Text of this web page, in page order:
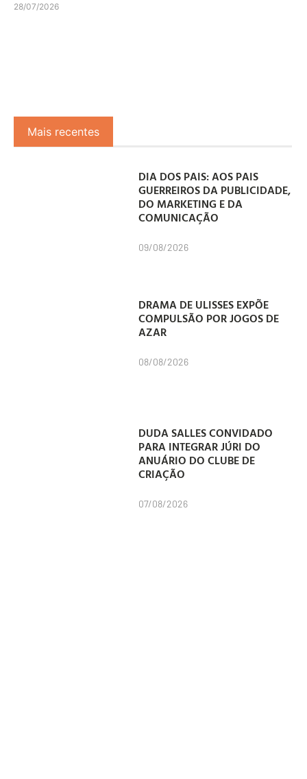
28/07/2026
Mais recentes
DIA DOS PAIS: AOS PAIS
GUERREIROS DA PUBLICIDADE,
DO MARKETING E DA
COMUNICAÇÃO
09/08/2026
DRAMA DE ULISSES EXPÕE
COMPULSÃO POR JOGOS DE
AZAR
08/08/2026
DUDA SALLES CONVIDADO
PARA INTEGRAR JÚRI DO
ANUÁRIO DO CLUBE DE
CRIAÇÃO
07/08/2026